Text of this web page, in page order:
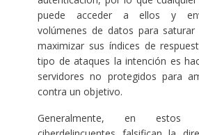
puede acceder a ellos y
volúmenes de datos para
maximizar sus índices de
tipo de ataques la intención es
servidores no protegidos para
contra un objetivo.
Generalmente, en estos